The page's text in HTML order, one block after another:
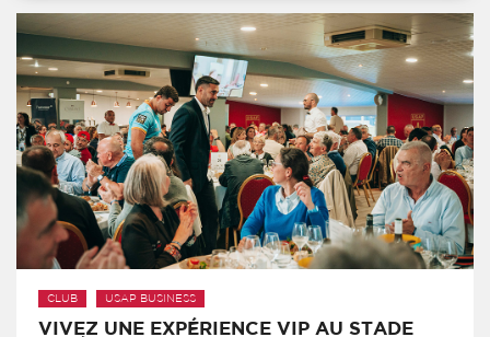
CLUB USAP BUSINESS
VIVEZ UNE EXPÉRIENCE VIP AU STADE